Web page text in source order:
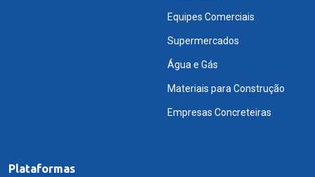
Equipes Comerciais
Supermercados
Água e Gás
Materiais para Construção
Empresas Concreteiras
Plataformas